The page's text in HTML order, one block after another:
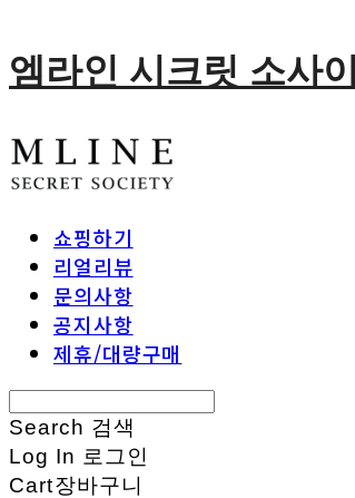
엠라인 시크릿 소사
쇼핑하기
리얼리뷰
문의사항
공지사항
제휴/대량구매
Search 검색
Log In 로그인
Cart장바구니